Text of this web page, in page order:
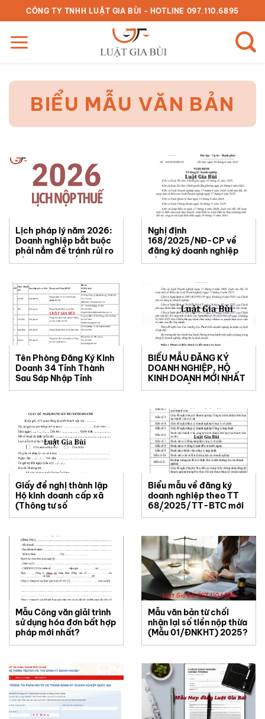
qua
nội
dung
CÔNG TY TNHH LUẬT GIA BÙI - HOTLINE 097.110.6895
BIỂU MẪU VĂN BẢN
Lịch pháp lý năm 2026:
Doanh nghiệp bắt buộc
phải nắm để tránh rủi ro
xử phạt cho Kế toán
Nghị định
168/2025/NĐ-CP về
đăng ký doanh nghiệp
bản word 2025
Tên Phòng Đăng Ký Kinh
Doanh 34 Tỉnh Thành
Sau Sáp Nhập Tỉnh
BIỂU MẪU ĐĂNG KÝ
DOANH NGHIỆP, HỘ
KINH DOANH MỚI NHẤT
THEO THÔNG TƯ
Giấy đề nghị thành lập
Hộ kinh doanh cấp xã
(Thông tư số
43/2025/TT-BTC)
Biểu mẫu về đăng ký
doanh nghiệp theo TT
68/2025/TT-BTC mới
nhất 2025
Mẫu Công văn giải trình
sử dụng hóa đơn bất hợp
pháp mới nhất?
Mẫu văn bản từ chối
nhận lại số tiền nộp thừa
(Mẫu 01/ĐNKHT) 2025?